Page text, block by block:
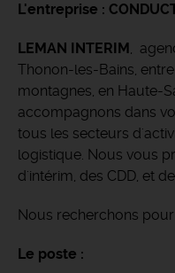
L'entreprise :
LEMAN INTERIM,
Thonon-les-Bains,
montagnes, en Haute-
accompagnons dans
tous les secteurs
logistique. Nous vous
d'intérim, des CDD, et
Nous recherchons
Le poste :